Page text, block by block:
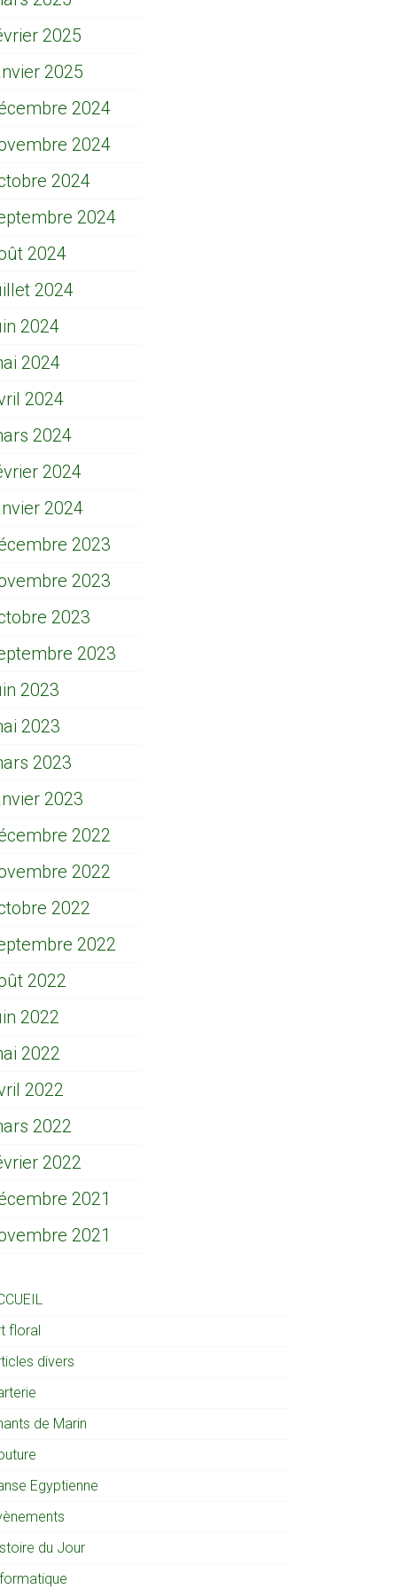
2025
2025
2024
2024
2024
2024
2024
2024
2024
2024
2024
2024
2024
2024
2023
2023
2023
2023
2023
2023
2023
2023
2022
2022
2022
2022
2022
2022
2022
2022
2022
2022
2021
2021
floral
divers
de Marin
Egyptienne
du Jour